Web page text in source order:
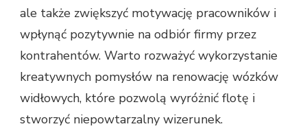
ale także zwiększyć motywację pracowników i
wpłynąć pozytywnie na odbiór firmy przez
kontrahentów. Warto rozważyć wykorzystanie
kreatywnych pomysłów na renowację wózków
widłowych, które pozwolą wyróżnić flotę i
stworzyć niepowtarzalny wizerunek.